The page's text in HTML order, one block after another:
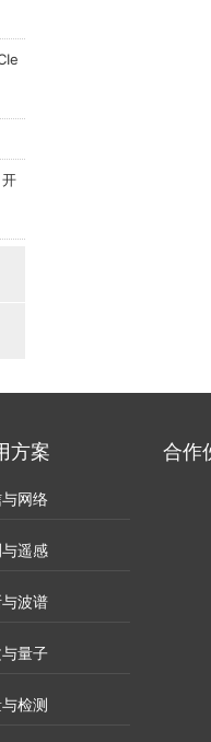
方案
网络
遥感
波谱
量子
检测
合作